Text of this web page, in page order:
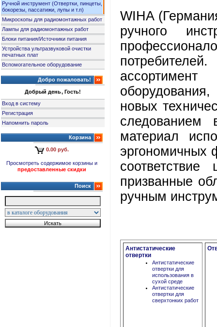
Ручной инструмент (Отвертки, пинцеты,
бокорезы, пассатижи, лупы и т.п)
Микроскопы для радиомонтажных работ
Лампы для радиомонтажных работ
Блоки питания/Источники питания
Устройства ультразвуковой очистки
печатных плат
Вспомогательное оборудование
Добро пожаловать!
Добрый день, Гость!
Вход в систему
Регистрация
Напомнить пароль
Корзина
0.00 руб.
Просмотреть содержимое корзины и
предоставленные скидки
Поиск
WIHA
ручного
новых
следованием
материал
эргономичных
призванные
ручным
Антистатические
отвертки
Антистатические
отвертки для
использования в
сухой среде
Антистатические
отвертки для
сверхтонких работ